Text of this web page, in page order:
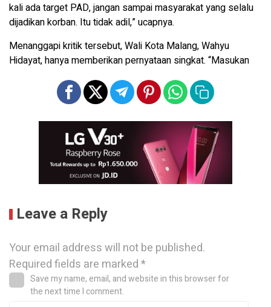
kali ada target PAD, jangan sampai masyarakat yang selalu
dijadikan korban. Itu tidak adil,” ucapnya.
Menanggapi kritik tersebut, Wali Kota Malang, Wahyu
Hidayat, hanya memberikan pernyataan singkat. “Masukan
Leave a Reply
Your email address will not be published.
Required fields are marked*
Save my name, email, and website in this browser for
the next time I comment.